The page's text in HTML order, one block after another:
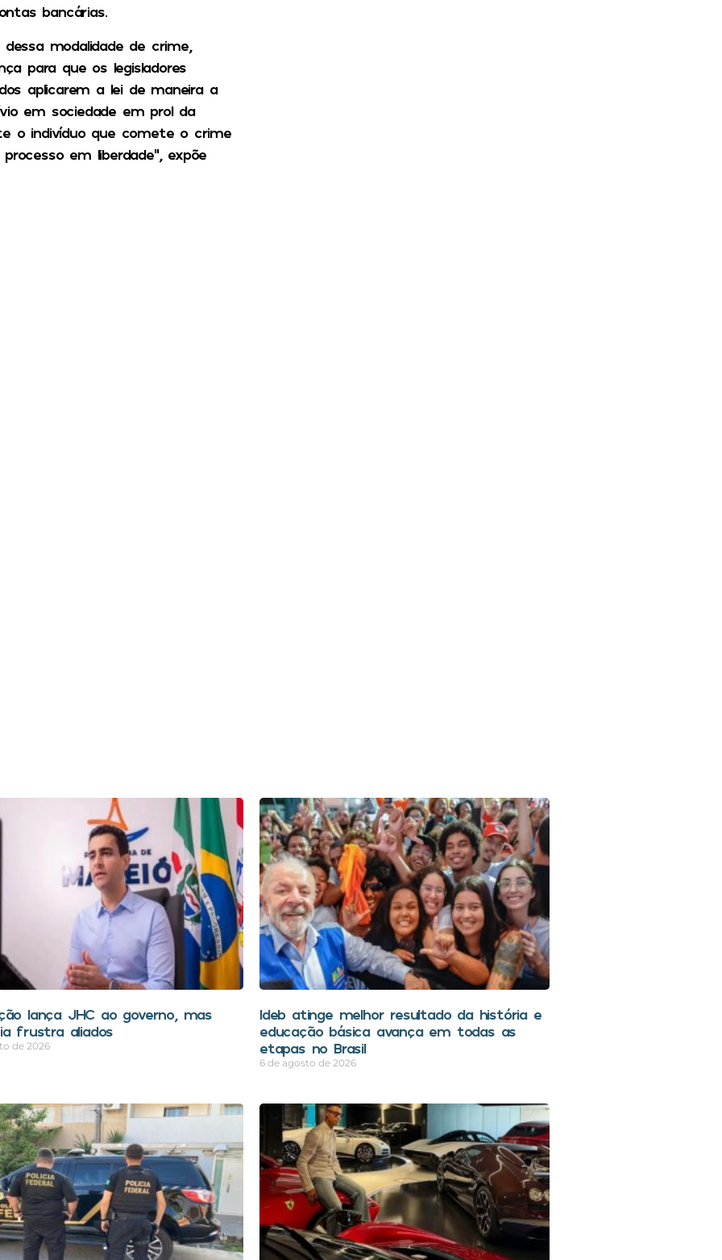
bancárias.
modalidade de crime,
para que os legisladores
aplicarem a lei de maneira a
em sociedade em prol da
o indivíduo que comete o crime
em liberdade”, expõe
lança JHC ao governo, mas
frustra aliados
de 2026
Ideb atinge melhor resultado da história e
educação básica avança em todas as
etapas no Brasil
6 de agosto de 2026